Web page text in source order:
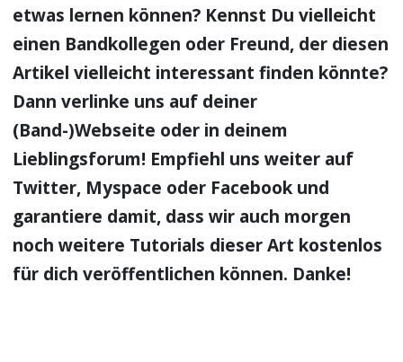
etwas lernen können? Kennst Du vielleicht
einen Bandkollegen oder Freund, der diesen
Artikel vielleicht interessant finden könnte?
Dann verlinke uns auf deiner
(Band-)Webseite oder in deinem
Lieblingsforum! Empfiehl uns weiter auf
Twitter, Myspace oder Facebook und
garantiere damit, dass wir auch morgen
noch weitere Tutorials dieser Art kostenlos
für dich veröffentlichen können. Danke!